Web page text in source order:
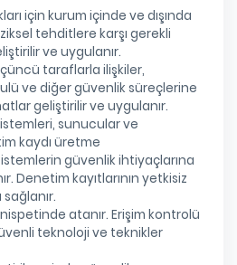
için kurum içinde ve dışında
tehditlere karşı gerekli
ve uygulanır.
taraflarla ilişkiler,
ve diğer güvenlik süreçlerine
geliştirilir ve uygulanır.
sunucular ve
kaydı üretme
güvenlik ihtiyaçlarına
Denetim kayıtlarının yetkisiz
atanır. Erişim kontrolü
teknoloji ve teknikler